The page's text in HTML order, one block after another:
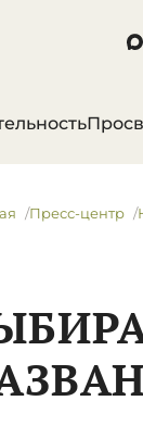
Пресс-центр